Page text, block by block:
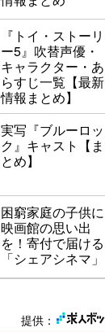
『トイ・ストーリ
ー5』吹替声優・
キャラクター・あ
らすじ一覧【最新
情報まとめ】
実写『ブルーロッ
ク』キャスト【ま
とめ】
困窮家庭の子供に
映画館の思い出
を！寄付で届ける
「シェアシネマ」
提供：